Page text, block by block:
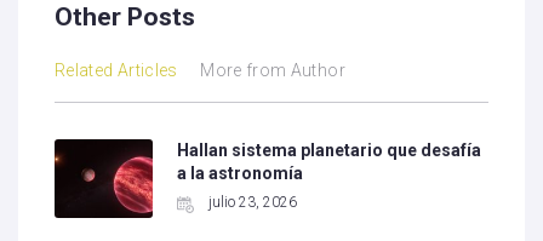
Other Posts
Related Articles More from Author
Hallan sistema planetario que desafía
a la astronomía
julio 23, 2026